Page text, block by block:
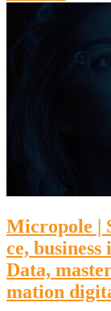
Micropole |
ce,
Data,
ma­tion